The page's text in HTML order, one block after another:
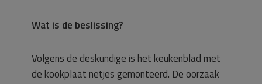
Wat is de beslissing?
Volgens de deskundige is het keukenblad met
de kookplaat netjes gemonteerd. De oorzaak